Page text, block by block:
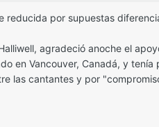
reducida por supuestas
agradeció anoche el
en Vancouver, Canadá, y tenía
las cantantes y por